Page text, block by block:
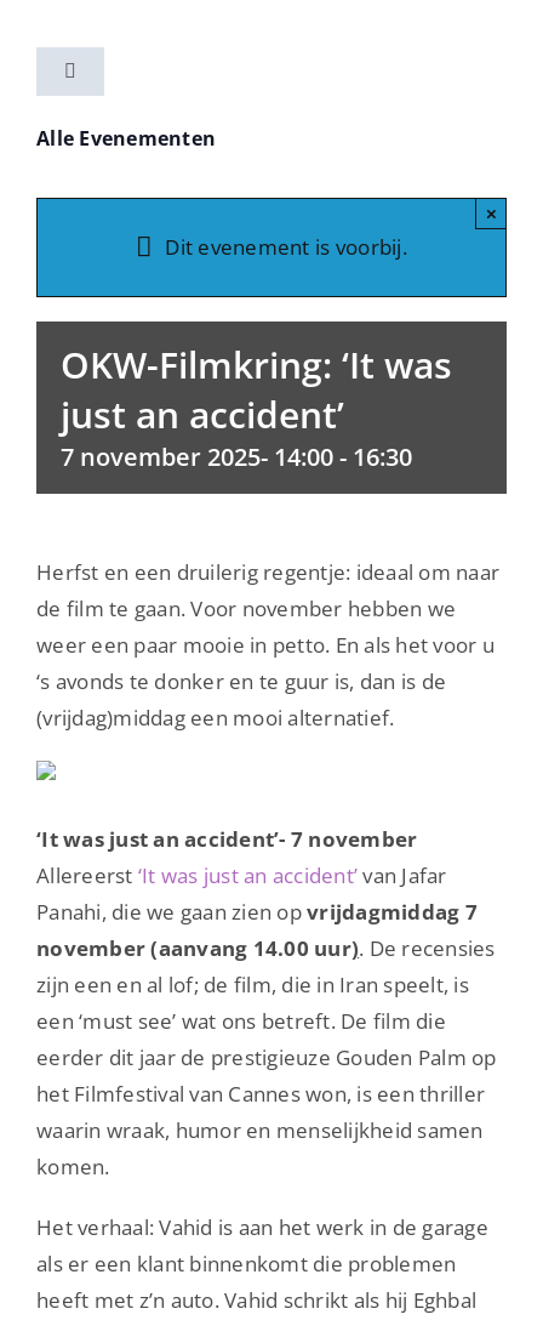
naar
inhoudToggle
Home
Vereniging
Nieuwsbrieven
Contact
Alle Evenementen
Dit evenement is voorbij.
×
OKW-Filmkring: ‘It was
just an accident’
7 november 2025- 14:00- 16:30
Herfst en een druilerig regentje: ideaal om naar
de film te gaan. Voor november hebben we
weer een paar mooie in petto. En als het voor u
‘s avonds te donker en te guur is, dan is de
(vrijdag)middag een mooi alternatief.
‘It was just an accident’- 7 november
Allereerst ‘It was just an accident’van Jafar
Panahi, die we gaan zien opvrijdagmiddag 7
november (aanvang 14.00 uur). De recensies
zijn een en al lof; de film, die in Iran speelt, is
een ‘must see’ wat ons betreft. De film die
eerder dit jaar de prestigieuze Gouden Palm op
het Filmfestival van Cannes won, is een thriller
waarin wraak, humor en menselijkheid samen
komen.
Het verhaal: Vahid is aan het werk in de garage
als er een klant binnenkomt die problemen
heeft met z’n auto. Vahid schrikt als hij Eghbal